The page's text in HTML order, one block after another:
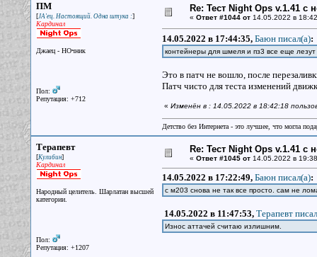
ПМ
[JA'ец. Настоящий. Одна штука :]
Кардинал
Джаец - НОчник
Пол:
Репутация: +712
Re: Тест Night Ops v.1.41 с
« Ответ #1044 от14.05.2022 в
14.05.2022 в 17:44:35, Баюн писал(a):
контейнеры для шмеля и пз3 все еще
Это в патч не вошло, после
Патч чисто для теста изменений
« Изменён в : 14.05.2022 в 18:42:18
Детство без Интернета - это лучшее, что могла
Терапевт
[Кулибин]
Кардинал
Народный целитель. Шарлатан высшей
категории.
Пол:
Репутация: +1207
Re: Тест Night Ops v.1.41 с
« Ответ #1045 от14.05.2022 в
14.05.2022 в 17:22:49, Баюн писал(a):
с м203 снова не так все просто. сам не
14.05.2022 в 11:47:53, Терапевт
Износ аттачей считаю излишним.